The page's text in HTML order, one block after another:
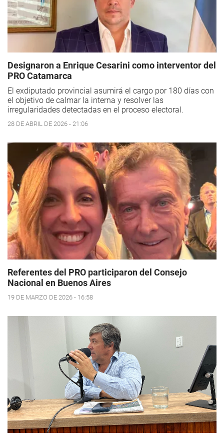
Designaron a Enrique Cesarini como interventor del
PRO Catamarca
El exdiputado provincial asumirá el cargo por 180 días con
el objetivo de calmar la interna y resolver las
irregularidades detectadas en el proceso electoral.
28 DE ABRIL DE 2026 - 21:06
Referentes del PRO participaron del Consejo
Nacional en Buenos Aires
19 DE MARZO DE 2026 - 16:58